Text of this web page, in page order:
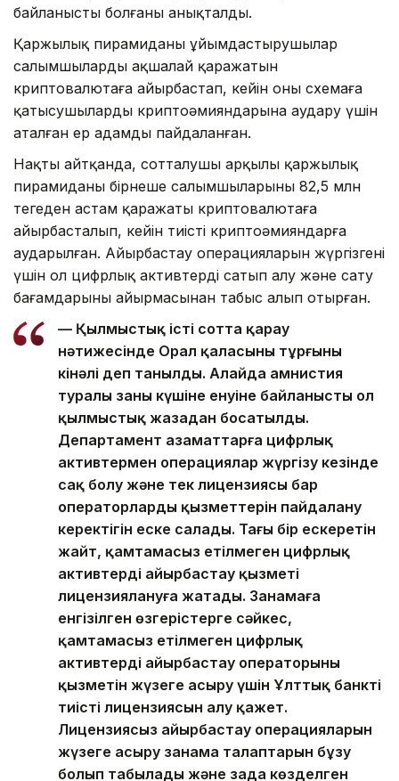
байланысты болғаны анықталды.
Қаржылық пирамиданы ұйымдастырушылар
салымшылардың ақшалай қаражатын
криптовалютаға айырбастап, кейін оны схемаға
қатысушылардың криптоәмияндарына аудару үшін
аталған ер адамды пайдаланған.
Нақты айтқанда, сотталушы арқылы қаржылық
пирамиданың бірнеше салымшыларының 82,5 млн
теңгеден астам қаражаты криптовалютаға
айырбасталып, кейін тиісті криптоәмияндарға
аударылған. Айырбастау операцияларын жүргізгені
үшін ол цифрлық активтерді сатып алу және сату
бағамдарының айырмасынан табыс алып отырған.
— Қылмыстық істі сотта қарау
нәтижесінде Орал қаласының тұрғыны
кінәлі деп танылды. Алайда амнистия
туралы заңның күшіне енуіне байланысты ол
қылмыстық жазадан босатылды.
Департамент азаматтарға цифрлық
активтермен операциялар жүргізу кезінде
сақ болу және тек лицензиясы бар
операторлардың қызметтерін пайдалану
керектігін еске салады. Тағы бір ескеретін
жайт, қамтамасыз етілмеген цифрлық
активтерді айырбастау қызметі
лицензиялануға жатады. Заңнамаға
енгізілген өзгерістерге сәйкес,
қамтамасыз етілмеген цифрлық
активтерді айырбастау операторының
қызметін жүзеге асыру үшін Ұлттық банктің
тиісті лицензиясын алу қажет.
Лицензиясыз айырбастау операцияларын
жүзеге асыру заңнама талаптарын бұзу
болып табылады және заңда көзделген